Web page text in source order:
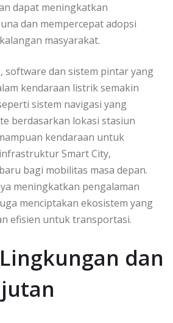
dapat meningkatkan
dan mempercepat adopsi
masyarakat.
software dan sistem pintar yang
kendaraan listrik semakin
sistem navigasi yang
berdasarkan lokasi stasiun
kendaraan untuk
Smart City,
bagi mobilitas masa depan.
meningkatkan pengalaman
menciptakan ekosistem yang
efisien untuk transportasi.
dan